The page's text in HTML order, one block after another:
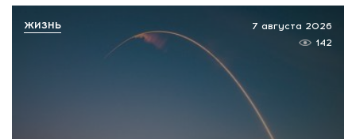
7 августа 2026
142
ЖИЗНЬ